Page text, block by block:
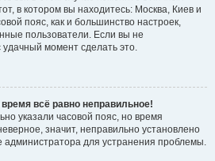
в котором вы находитесь: Москва, Киев и
пояс, как и большинство настроек,
пользователи. Если вы не
удачный момент сделать это.
всё равно неправильное!
указали часовой пояс, но время
значит, неправильно установлено
администратора для устранения проблемы.